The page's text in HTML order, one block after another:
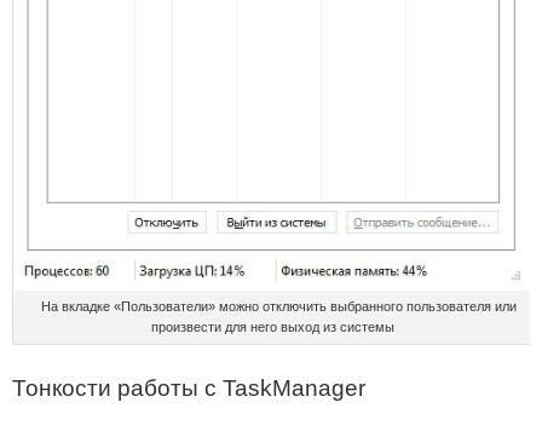
На вкладке «Пользователи» можно отключить выбранного пользователя или
произвести для него выход из системы
Тонкости работы с TaskManager